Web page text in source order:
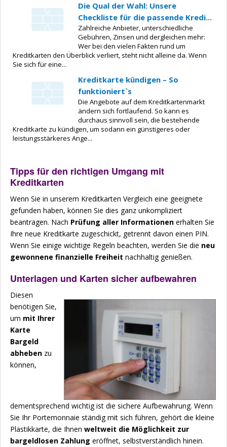
Die Qual der Wahl: Unsere
Checkliste für die passende Kredi...
Zahlreiche Anbieter, unterschiedliche
Gebühren, Zinsen und dergleichen mehr:
Wer bei den vielen Fakten rund um
Kreditkarten den Überblick verliert, steht nicht alleine da. Wenn
Sie sich für eine...
Kreditkarte kündigen – So
funktioniert`s
Die Angebote auf dem Kreditkartenmarkt
ändern sich fortlaufend. So kann es
durchaus sinnvoll sein, die bestehende
Kreditkarte zu kündigen, um sodann ein günstigeres oder
leistungsstärkeres Ange...
Tipps für den richtigen Umgang mit
Kreditkarten
Wenn Sie in unserem Kreditkarten Vergleich eine geeignete
gefunden haben, können Sie dies ganz unkompliziert
beantragen. Nach Prüfung aller Informationen erhalten Sie
Ihre neue Kreditkarte zugeschickt, getrennt davon einen PIN.
Wenn Sie einige wichtige Regeln beachten, werden Sie die neu
gewonnene finanzielle Freiheit nachhaltig genießen.
Unterlagen und Karten sicher aufbewahren
Diesen
benötigen Sie,
um mit Ihrer
Karte
Bargeld
abheben zu
können,
dementsprechend wichtig ist die sichere Aufbewahrung. Wenn
Sie Ihr Portemonnaie ständig mit sich führen, gehört die kleine
Plastikkarte, die Ihnen weltweit die Möglichkeit zur
bargeldlosen Zahlung eröffnet, selbstverständlich hinein.